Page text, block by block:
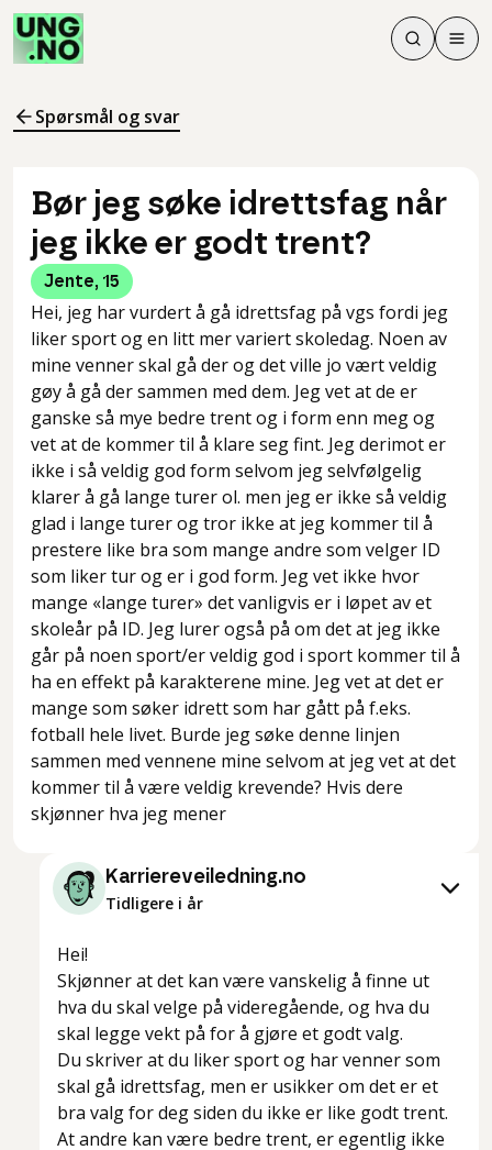
Søk
Søk
Meny
Spørsmål og svar
Bør jeg søke idrettsfag når
jeg ikke er godt trent?
Jente, 15
Hei, jeg har vurdert å gå idrettsfag på vgs fordi jeg
liker sport og en litt mer variert skoledag. Noen av
mine venner skal gå der og det ville jo vært veldig
gøy å gå der sammen med dem. Jeg vet at de er
ganske så mye bedre trent og i form enn meg og
vet at de kommer til å klare seg fint. Jeg derimot er
ikke i så veldig god form selvom jeg selvfølgelig
klarer å gå lange turer ol. men jeg er ikke så veldig
glad i lange turer og tror ikke at jeg kommer til å
prestere like bra som mange andre som velger ID
som liker tur og er i god form. Jeg vet ikke hvor
mange «lange turer» det vanligvis er i løpet av et
skoleår på ID. Jeg lurer også på om det at jeg ikke
går på noen sport/er veldig god i sport kommer til å
ha en effekt på karakterene mine. Jeg vet at det er
mange som søker idrett som har gått på f.eks.
fotball hele livet. Burde jeg søke denne linjen
sammen med vennene mine selvom at jeg vet at det
kommer til å være veldig krevende? Hvis dere
skjønner hva jeg mener
Karriereveiledning.no
Tidligere i år
Hei!
Skjønner at det kan være vanskelig å finne ut
hva du skal velge på videregående, og hva du
skal legge vekt på for å gjøre et godt valg.
Du skriver at du liker sport og har venner som
skal gå idrettsfag, men er usikker om det er et
bra valg for deg siden du ikke er like godt trent.
At andre kan være bedre trent, er egentlig ikke